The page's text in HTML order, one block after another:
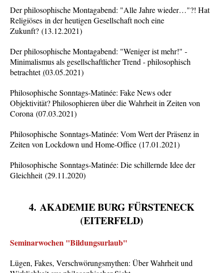
Der philosophische Montagabend: "Alle Jahre wieder…"?! Hat
Religiöses in der heutigen Gesellschaft noch eine
Zukunft? (13.12.2021)
Der philosophische Montagabend: "Weniger ist mehr!" -
Minimalismus als gesellschaftlicher Trend - philosophisch
betrachtet(03.05.2021)
Philosophische Sonntags-Matinée: Fake News oder
Objektivität? Philosophieren über die Wahrheit in Zeiten von
Corona (07.03.2021)
Philosophische Sonntags-Matinée: Vom Wert der Präsenz in
Zeiten von Lockdown und Home-Office (17.01.2021)
Philosophische Sonntags-Matinée: Die schillernde Idee der
Gleichheit (29.11.2020)
4. AKADEMIE BURG FÜRSTENECK
(EITERFELD)
Seminarwochen "Bildungsurlaub"
Lügen, Fakes, Verschwörungsmythen: Über Wahrheit und